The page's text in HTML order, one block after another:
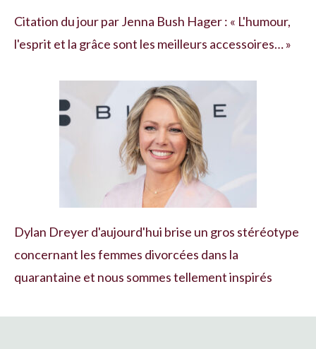
Citation du jour par Jenna Bush Hager : « L'humour,
l'esprit et la grâce sont les meilleurs accessoires… »
Dylan Dreyer d'aujourd'hui brise un gros stéréotype
concernant les femmes divorcées dans la
quarantaine et nous sommes tellement inspirés